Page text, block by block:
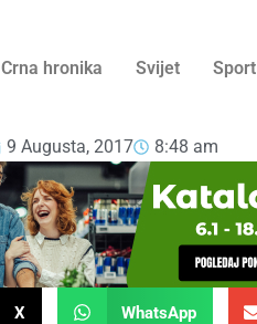
Crna hronika Svijet Sport
9 Augusta, 2017 8:48 am
X WhatsApp